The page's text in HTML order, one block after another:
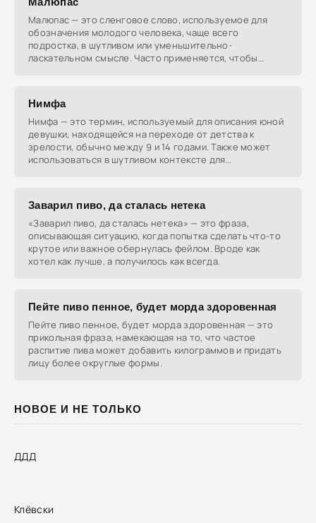
НОВОЕ И НЕ ТОЛЬКО
ДДД
Клёвски
Малюпас — это сленговое слово, используемое для
обозначения молодого человека, чаще всего
подростка, в шутливом или уменьшительно-
ласкательном смысле. Часто применяется, чтобы
Нимфа
Нимфа — это термин, используемый для описания юной
девушки, находящейся на переходе от детства к
зрелости, обычно между 9 и 14 годами. Также может
использоваться в шутливом контексте для
Заварил пиво, да сталась нетека
«Заварил пиво, да сталась нетека» — это фраза,
описывающая ситуацию, когда попытка сделать что-то
крутое или важное обернулась фейлом. Вроде как
хотел как лучше, а получилось как всегда.
Пейте пиво пенное, будет морда здоровенная
Пейте пиво пенное, будет морда здоровенная — это
прикольная фраза, намекающая на то, что частое
распитие пива может добавить килограммов и придать
лицу более округлые формы.